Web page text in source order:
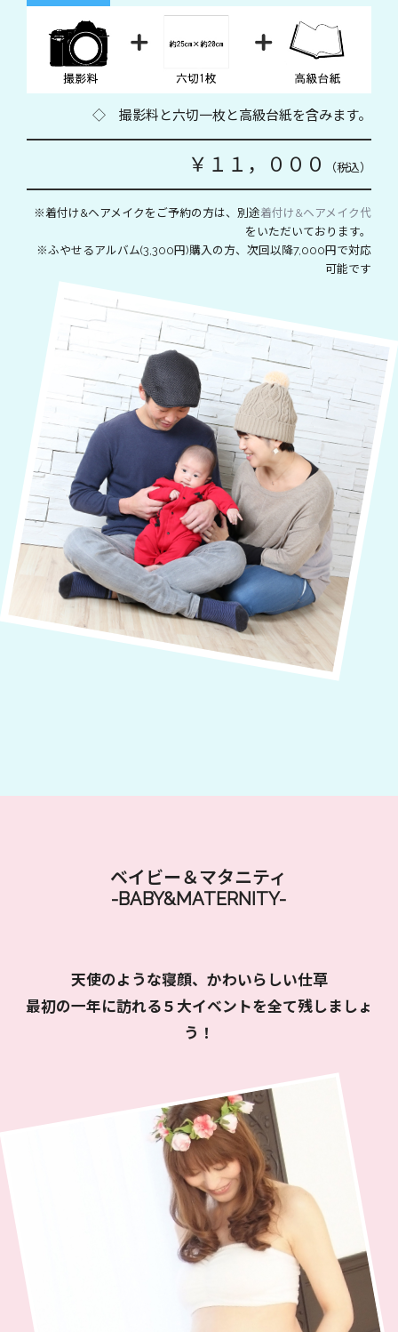
◇ 撮影料と六切一枚と高級台紙を含みます。
￥１１，０００ （税込）
※着付け&ヘアメイクをご予約の方は、別途着付け&ヘアメイク代
をいただいております。
※ふやせるアルバム(3,300円)購入の方、次回以降7,000円で対応
可能です
ベイビー＆マタニティ
-BABY&MATERNITY-
天使のような寝顔、かわいらしい仕草
最初の一年に訪れる５大イベントを全て残しましょ
う！